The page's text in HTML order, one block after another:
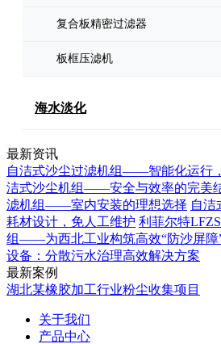
复合板精密过滤器
板框压滤机
海水淡化
最新资讯
自洁式沙尘过滤机组——智能化运行
洁式沙尘机组——安全与效率的完美
滤机组——室内安装的理想选择 自
耗材设计，免人工维护 利菲尔特
组——为西北工业构筑高效“防沙屏障
设备：分散污水治理高效解决方案
最新案例
湖北某橡胶加工行业粉尘收集项目
关于我们
产品中心